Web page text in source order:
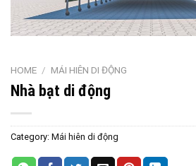
HOME / MÁI HIÊN DI ĐỘNG
Nhà bạt di động
Category: Mái hiên di động